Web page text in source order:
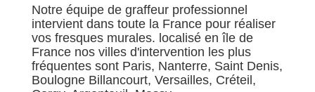
Notre équipe de graffeur professionnel
intervient dans toute la France pour réaliser
vos fresques murales. localisé en île de
France nos villes d'intervention les plus
fréquentes sont Paris, Nanterre, Saint Denis,
Boulogne Billancourt, Versailles, Créteil,